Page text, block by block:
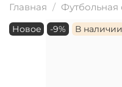
Главная Футбольная
Новое -9% В наличии